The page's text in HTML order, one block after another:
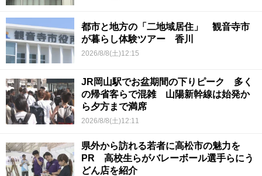
都市と地方の「二地域居住」 観音寺市
が暮らし体験ツアー 香川
2026/8/8(土)12:15
JR岡山駅でお盆期間の下りピーク 多く
の帰省客らで混雑 山陽新幹線は始発か
ら夕方まで満席
2026/8/8(土)12:11
県外から訪れる若者に高松市の魅力を
PR 高校生らがバレーボール選手らにう
どん店を紹介